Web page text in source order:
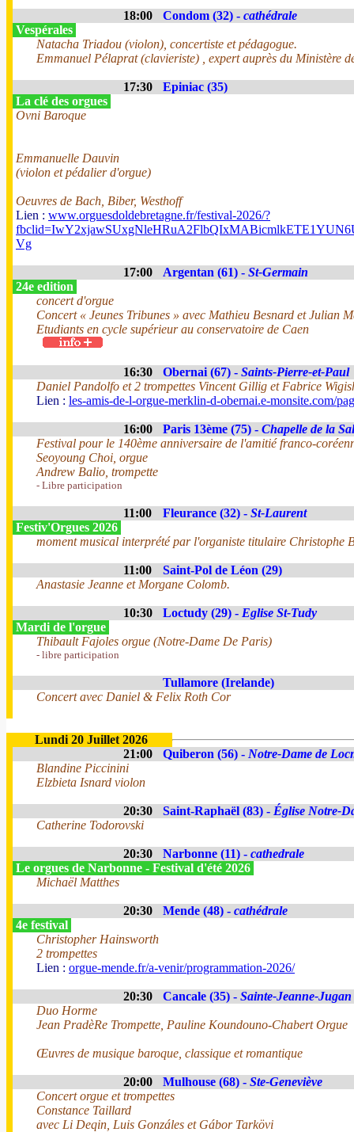
18:00 Condom (32) - cathédrale
Vespérales
Natacha Triadou (violon), concertiste et pédagogue.
Emmanuel Pélaprat (clavieriste) , expert auprès du Ministère
17:30
Epiniac (35)
La clé des orgues
Ovni Baroque
Emmanuelle Dauvin
(violon et pédalier d'orgue)
Oeuvres de Bach, Biber, Westhoff
Lien : www.orguesdoldebretagne.fr/festival-2026/?
Vg
17:00 Argentan (61) - St-Germain
24e edition
concert d'orgue
Concert « Jeunes Tribunes » avec Mathieu Besnard et Julian
Etudiants en cycle supérieur au conservatoire de Caen
16:30 Obernai (67) - Saints-Pierre-et-Paul
Daniel Pandolfo et 2 trompettes Vincent Gillig et Fabrice
Lien : les-amis-de-l-orgue-merklin-d-obernai.e-monsite.com/
16:00 Paris 13ème (75) - Chapelle de la
Festival pour le 140ème anniversaire de l'amitié franco-
Seoyoung Choi, orgue
Andrew Balio, trompette
- Libre participation
11:00 Fleurance (32) - St-Laurent
Festiv'Orgues 2026
moment musical interprété par l'organiste titulaire Christophe
11:00
Saint-Pol de Léon (29)
Anastasie Jeanne et Morgane Colomb.
10:30 Loctudy (29) - Eglise St-Tudy
Mardi de l'orgue
Thibault Fajoles orgue (Notre-Dame De Paris)
- libre participation
Tullamore (Irelande)
Concert avec Daniel & Felix Roth Cor
Lundi 20 Juillet 2026
21:00
Quiberon (56) - Notre-Dame de
Blandine Piccinini
Elzbieta Isnard violon
20:30 Saint-Raphaël (83) - Église Notre-
Catherine Todorovski
20:30 Narbonne (11) - cathedrale
Le orgues de Narbonne - Festival d'été 2026
Michaël Matthes
20:30 Mende (48) - cathédrale
4e festival
Christopher Hainsworth
2 trompettes
Lien : orgue-mende.fr/a-venir/programmation-2026/
20:30 Cancale (35) - Sainte-Jeanne-Jugan
Duo Horme
Jean PradèRe Trompette, Pauline Koundouno-Chabert Orgue
Œuvres de musique baroque, classique et romantique
20:00 Mulhouse (68) - Ste-Geneviève
Concert orgue et trompettes
Constance Taillard
avec Li Deqin, Luis Gonzáles et Gábor Tarkövi